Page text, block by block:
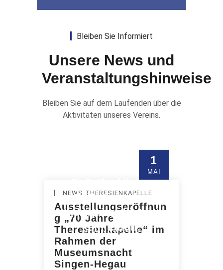
Bleiben Sie Informiert
Unsere News und
Veranstaltungshinweise
Bleiben Sie auf dem Laufenden über die
Aktivitäten unseres Vereins.
Die Kapelle bietet als
Orientierungs­
möglichkeiten.
BERND HÄUSLER
Eine Kapelle im
Singener
Industriegebiet ist
kein Zufall.
CARMEN SCHEIDE
1
MAI
NEWS THERESIENKAPELLE
Ausstellungseröffnun
g „70 Jahre
Theresienkapelle“ im
Rahmen der
Museumsnacht
Singen-Hegau